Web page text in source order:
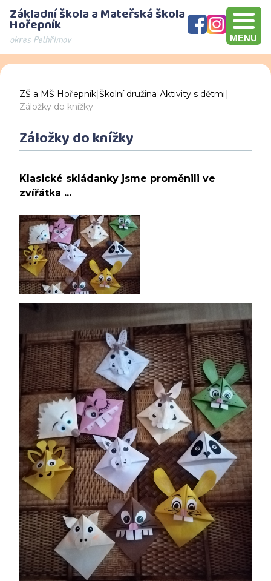
Základní škola a Mateřská škola
Hořepník
okres Pelhřimov MENU
ZŠ a MŠ Hořepník|Školní družina|Aktivity s dětmi|
Záložky do knížky
Záložky do knížky
Klasické skládanky jsme proměnili ve
zvířátka ...